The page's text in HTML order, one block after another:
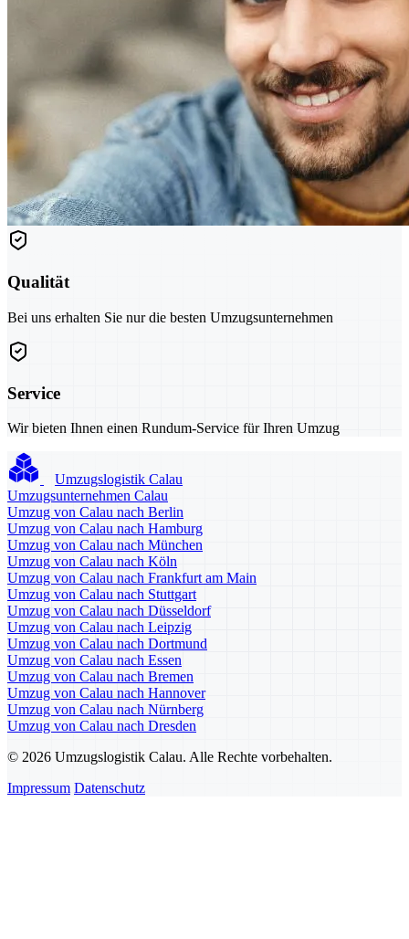
Qualität
Bei uns erhalten Sie nur die besten Umzugsunternehmen
Service
Wir bieten Ihnen einen Rundum-Service für Ihren Umzug
Umzugslogistik Calau
Umzugsunternehmen Calau
Umzug von Calau nach Berlin
Umzug von Calau nach Hamburg
Umzug von Calau nach München
Umzug von Calau nach Köln
Umzug von Calau nach Frankfurt am Main
Umzug von Calau nach Stuttgart
Umzug von Calau nach Düsseldorf
Umzug von Calau nach Leipzig
Umzug von Calau nach Dortmund
Umzug von Calau nach Essen
Umzug von Calau nach Bremen
Umzug von Calau nach Hannover
Umzug von Calau nach Nürnberg
Umzug von Calau nach Dresden
© 2026 Umzugslogistik Calau. Alle Rechte vorbehalten.
Impressum Datenschutz